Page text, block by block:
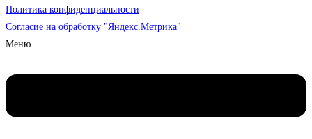
Политика конфиденциальности
Согласие на обработку "Яндекс.Метрика"
Меню